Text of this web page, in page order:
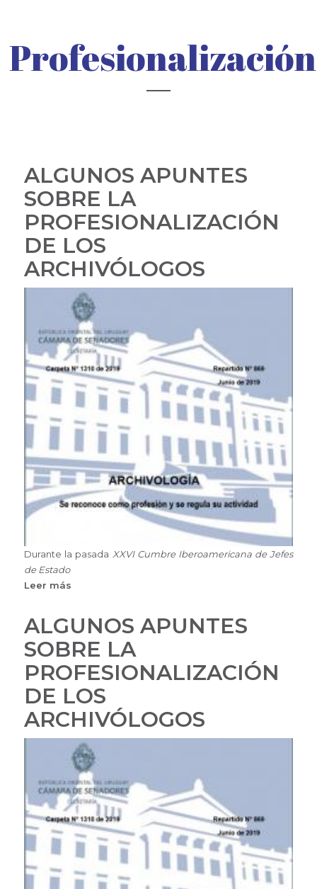
Profesionalización
ALGUNOS APUNTES
SOBRE LA
PROFESIONALIZACIÓN
DE LOS
ARCHIVÓLOGOS
Durante la pasada XXVI Cumbre Iberoamericana de Jefes
de Estado
Leer más
APUNTES
SOBRE
LA
PROFESIONALIZACIÓN
DE
LOS
ARCHIVÓLOGOS
ALGUNOS APUNTES
SOBRE LA
PROFESIONALIZACIÓN
DE LOS
ARCHIVÓLOGOS